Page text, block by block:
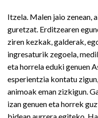
Itzela. Malen jaio zenean,
guretzat. Erditzearen
ziren kezkak, galderak,
ingresaturik zegoela,
eta horrela eduki genuen
esperientzia kontatu
animoak eman zizkigun.
izan genuen eta horrek